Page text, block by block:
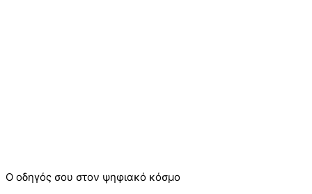
Ο οδηγός σου στον ψηφιακό κόσμο